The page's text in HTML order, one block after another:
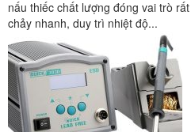
nấu thiếc chất lượng đóng vai trò
chảy nhanh, duy trì nhiệt độ...